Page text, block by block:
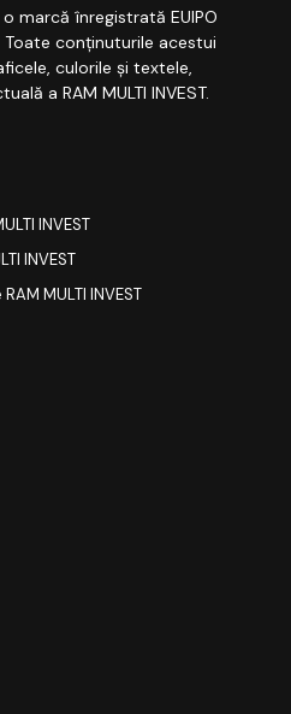
o marcă înregistrată EUIPO
Toate conținuturile acestui
culorile și textele,
a RAM MULTI INVEST.
INVEST
INVEST
MULTI INVEST